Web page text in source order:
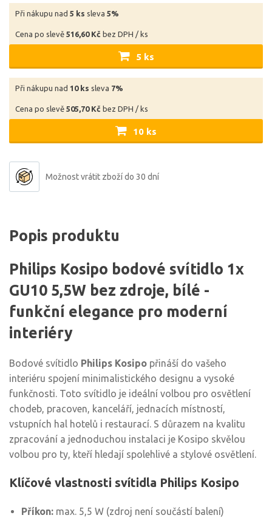
Při nákupu nad 5 ks sleva 5%
Cena po slevě 516,60 Kč bez DPH / ks
5 ks
Při nákupu nad 10 ks sleva 7%
Cena po slevě 505,70 Kč bez DPH / ks
10 ks
Možnost vrátit zboží do 30 dní
Popis produktu
Philips Kosipo bodové svítidlo 1x
GU10 5,5W bez zdroje, bílé -
funkční elegance pro moderní
interiéry
Bodové svítidlo Philips Kosipo přináší do vašeho
interiéru spojení minimalistického designu a vysoké
funkčnosti. Toto svítidlo je ideální volbou pro osvětlení
chodeb, pracoven, kanceláří, jednacích místností,
vstupních hal hotelů i restaurací. S důrazem na kvalitu
zpracování a jednoduchou instalaci je Kosipo skvělou
volbou pro ty, kteří hledají spolehlivé a stylové osvětlení.
Klíčové vlastnosti svítidla Philips Kosipo
Příkon: max. 5,5 W (zdroj není součástí balení)